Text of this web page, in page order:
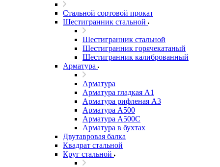
Стальной сортовой прокат
Шестигранник стальной
Шестигранник стальной
Шестигранник горячекатаный
Шестигранник калиброванный
Арматура
Арматура
Арматура гладкая А1
Арматура рифленая А3
Арматура А500
Арматура А500С
Арматура в бухтах
Двутавровая балка
Квадрат стальной
Круг стальной